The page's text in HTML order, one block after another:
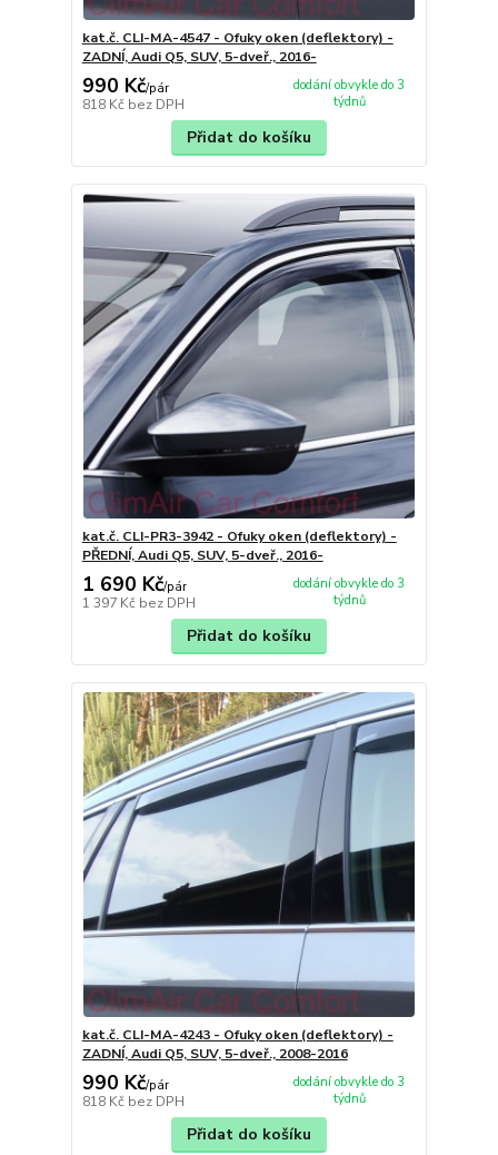
kat.č. CLI-MA-4547 - Ofuky oken (deflektory) -
ZADNÍ, Audi Q5, SUV, 5-dveř., 2016-
990 Kč/pár
818 Kč bez DPH
dodání obvykle do 3
týdnů
Přidat do košíku
kat.č. CLI-PR3-3942 - Ofuky oken (deflektory) -
PŘEDNÍ, Audi Q5, SUV, 5-dveř., 2016-
1 690 Kč/pár
1 397 Kč bez DPH
dodání obvykle do 3
týdnů
Přidat do košíku
kat.č. CLI-MA-4243 - Ofuky oken (deflektory) -
ZADNÍ, Audi Q5, SUV, 5-dveř., 2008-2016
990 Kč/pár
818 Kč bez DPH
dodání obvykle do 3
týdnů
Přidat do košíku